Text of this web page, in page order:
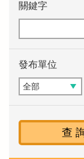
關鍵字
發布單位